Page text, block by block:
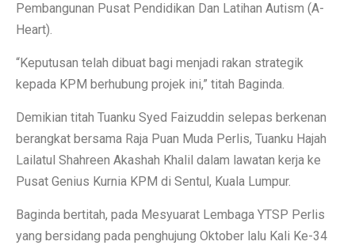
Pembangunan Pusat Pendidikan Dan Latihan Autism (A-
Heart).
“Keputusan telah dibuat bagi menjadi rakan strategik
kepada KPM berhubung projek ini,” titah Baginda.
Demikian titah Tuanku Syed Faizuddin selepas berkenan
berangkat bersama Raja Puan Muda Perlis, Tuanku Hajah
Lailatul Shahreen Akashah Khalil dalam lawatan kerja ke
Pusat Genius Kurnia KPM di Sentul, Kuala Lumpur.
Baginda bertitah, pada Mesyuarat Lembaga YTSP Perlis
yang bersidang pada penghujung Oktober lalu Kali Ke-34